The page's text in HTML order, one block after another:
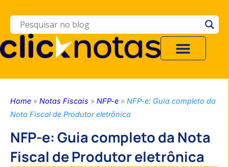
Home » Notas Fiscais » NFP-e » NFP-e: Guia completo da
Nota Fiscal de Produtor eletrônica
NFP-e: Guia completo da Nota
Fiscal de Produtor eletrônica